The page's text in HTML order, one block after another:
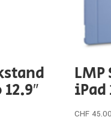
iPad
CHF45.00